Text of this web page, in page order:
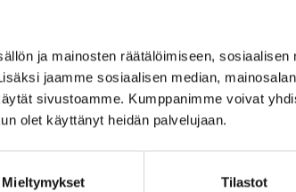
ja mainosten räätälöimiseen,
jaamme sosiaalisen median,
sivustoamme. Kumppanimme voivat
olet käyttänyt heidän palvelujaan.
Mieltymykset Tilastot
uutta metsää ja työllistät
tietää Tekniset tiedot ja laivakartta
ja kunnon. Mikäli tarvitset uuden